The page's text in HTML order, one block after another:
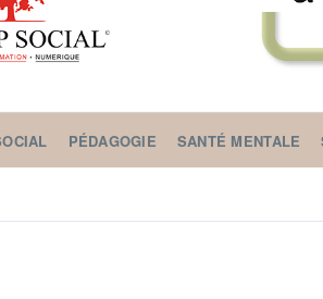
PÉDAGOGIE SANTÉ MENTALE